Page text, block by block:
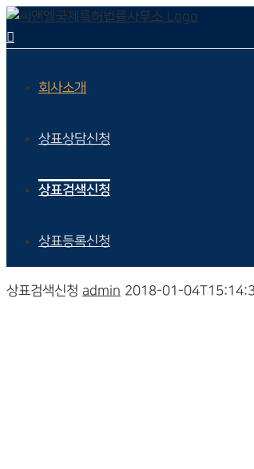
회사소개
상표상담신청
상표검색신청
상표등록신청
상표검색신청 admin 2018-01-